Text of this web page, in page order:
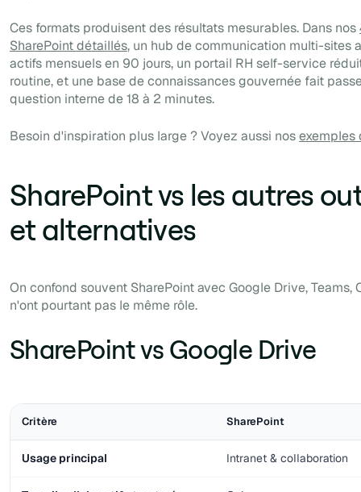
Ces formats produisent des résultats mesurables. Dans nos
SharePoint détaillés, un hub de communication multi-sites
actifs mensuels en 90 jours, un portail RH self-service
routine, et une base de connaissances gouvernée fait
question interne de 18 à 2 minutes.
Besoin d'inspiration plus large ? Voyez aussi nosexemples
SharePoint vs les autres
et alternatives
On confond souvent SharePoint avec Google Drive, Teams,
n'ont pourtant pas le même rôle.
SharePoint vs Google Drive
Critère SharePoint
Usage principal Intranet & collaboration